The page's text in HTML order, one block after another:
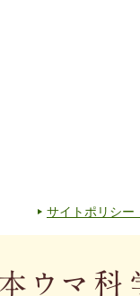
サイトポリシー